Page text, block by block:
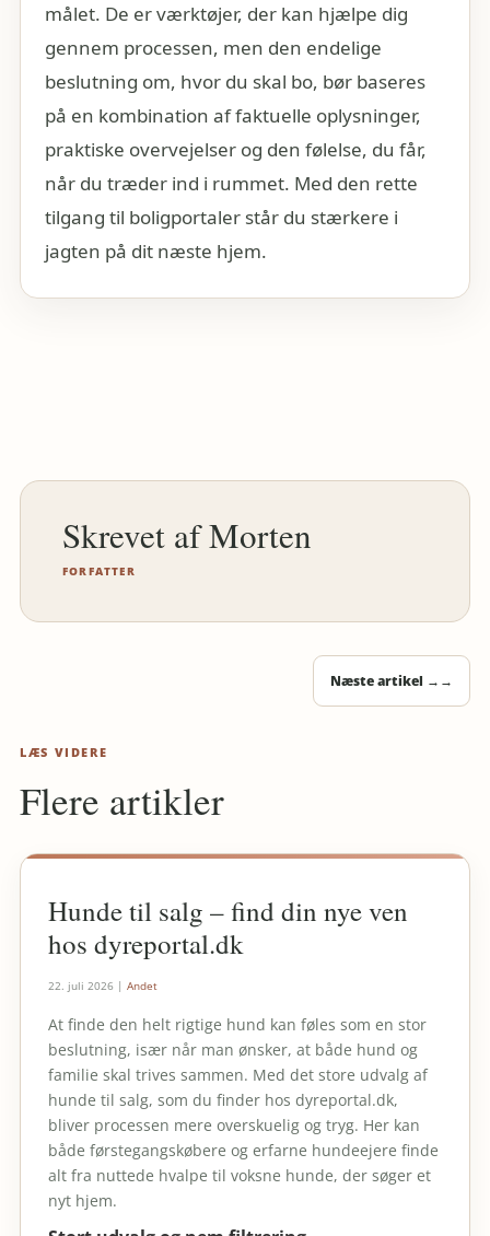
målet. De er værktøjer, der kan hjælpe dig
gennem processen, men den endelige
beslutning om, hvor du skal bo, bør baseres
på en kombination af faktuelle oplysninger,
praktiske overvejelser og den følelse, du får,
når du træder ind i rummet. Med den rette
tilgang til boligportaler står du stærkere i
jagten på dit næste hjem.
Morten
FORFATTER
Næste artikel → →
LÆS VIDERE
Flere artikler
Hunde til salg – find din nye ven
hos dyreportal.dk
22. juli 2026 | Andet
At finde den helt rigtige hund kan føles som en stor
beslutning, især når man ønsker, at både hund og
familie skal trives sammen. Med det store udvalg af
hunde til salg, som du finder hos dyreportal.dk,
bliver processen mere overskuelig og tryg. Her kan
både førstegangskøbere og erfarne hundeejere finde
alt fra nuttede hvalpe til voksne hunde, der søger et
nyt hjem.